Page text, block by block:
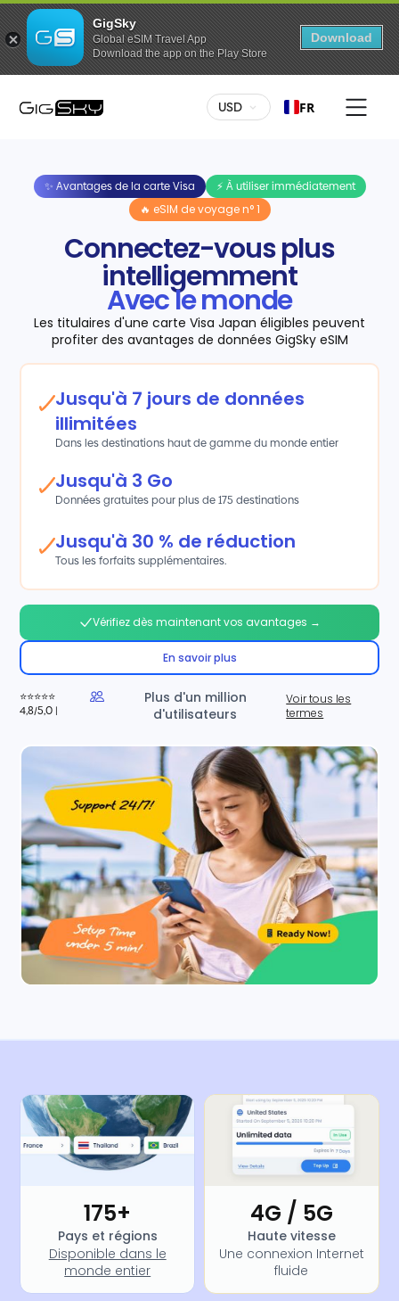
GigSky
Global eSIM Travel App
Download the app on the Play Store
Download
USD FR
✨ Avantages de la carte Visa ⚡ À utiliser immédiatement
🔥 eSIM de voyage n° 1
Connectez-vous plus
intelligemment
Avec le monde
Les titulaires d'une carte Visa Japan éligibles peuvent
profiter des avantages de données GigSky eSIM
Jusqu'à 7 jours de données
illimitées
Dans les destinations haut de gamme du monde entier
Jusqu'à 3 Go
Données gratuites pour plus de 175 destinations
Jusqu'à 30 % de réduction
Tous les forfaits supplémentaires.
Vérifiez dès maintenant vos avantages →
En savoir plus
⭐⭐⭐⭐⭐
4,8/5,0 |
Plus d'un million
d'utilisateurs
Voir tous les
termes
175+
Pays et régions
Disponible dans le
monde entier
4G / 5G
Haute vitesse
Une connexion Internet
fluide